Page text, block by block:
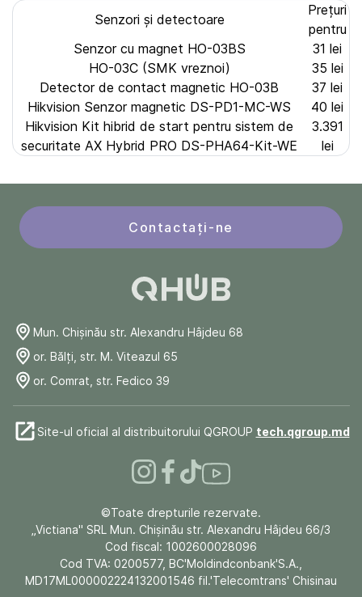
Senzori și detectoare
Prețuri
pentru
Senzor cu magnet HO-03BS
31 lei
HO-03C (SMK vreznoi)
35 lei
Detector de contact magnetic HO-03B
37 lei
Hikvision Senzor magnetic DS-PD1-MC-WS
40 lei
Hikvision Kit hibrid de start pentru sistem de
securitate AX Hybrid PRO DS-PHA64-Kit-WE
3.391
lei
Contactați-ne
Mun. Chişinău str. Alexandru Hâjdeu 68
or. Bălți, str. M. Viteazul 65
or. Comrat, str. Fedico 39
Site-ul oficial al distribuitorului QGROUP tech.qgroup.md
©Toate drepturile rezervate.
„Victiana" SRL Mun. Chişinău str. Alexandru Hâjdeu 66/3
Cod fiscal: 1002600028096
Cod TVA: 0200577, BC'Moldindconbank'S.A.,
MD17ML000002224132001546 fil.'Telecomtrans' Chisinau